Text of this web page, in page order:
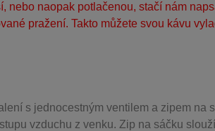
nebo naopak potlačenou, stačí nám
pražení. Takto můžete svou kávu
s jednocestným ventilem a zipem na
vzduchu z venku. Zip na sáčku